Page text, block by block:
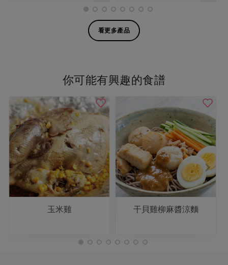
看更多產品
你可能有興趣的食譜
玉米雞 干貝雞柳麻醬涼麵